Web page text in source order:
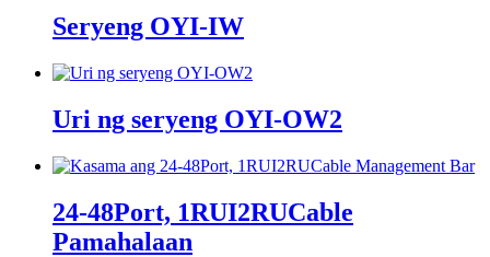
Seryeng OYI-IW
Uri ng seryeng OYI-OW2
24-48Port, 1RUI2RUCable
Pamahalaan